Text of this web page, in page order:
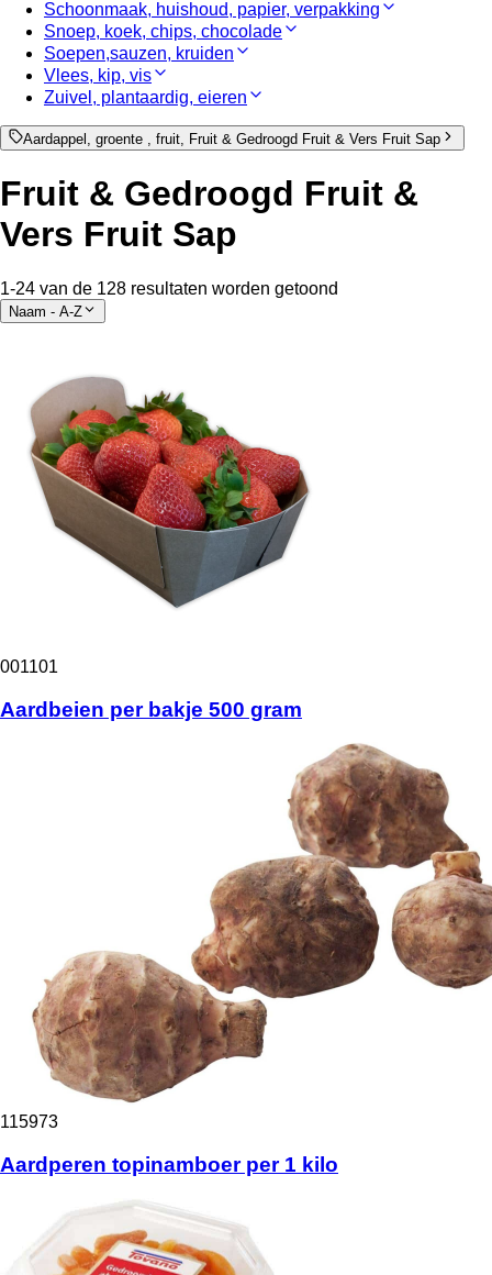
Schoonmaak, huishoud, papier, verpakking
Snoep, koek, chips, chocolade
Soepen,sauzen, kruiden
Vlees, kip, vis
Zuivel, plantaardig, eieren
Aardappel, groente , fruit, Fruit & Gedroogd Fruit & Vers Fruit Sap
Fruit & Gedroogd Fruit &
Vers Fruit Sap
1-24 van de 128 resultaten worden getoond
Naam - A-Z
001101
Aardbeien per bakje 500 gram
115973
Aardperen topinamboer per 1 kilo